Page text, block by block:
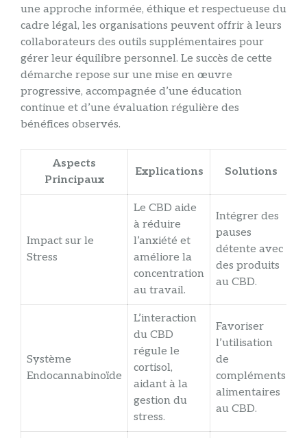
une approche informée, éthique et respectueuse du
cadre légal, les organisations peuvent offrir à leurs
collaborateurs des outils supplémentaires pour
gérer leur équilibre personnel. Le succès de cette
démarche repose sur une mise en œuvre
progressive, accompagnée d’une éducation
continue et d’une évaluation régulière des
bénéfices observés.
Aspects
Principaux
Explications Solutions
Impact sur le
Stress
Le CBD aide
à réduire
l’anxiété et
améliore la
concentration
au travail.
Intégrer des
pauses
détente avec
des produits
au CBD.
Système
Endocannabinoïde
L’interaction
du CBD
régule le
cortisol,
aidant à la
gestion du
stress.
Favoriser
l’utilisation
de
compléments
alimentaires
au CBD.